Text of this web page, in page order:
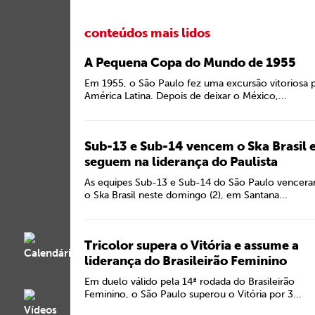
conteúdos mais lidos
A Pequena Copa do Mundo de 1955
Em 1955, o São Paulo fez uma excursão vitoriosa
América Latina. Depois de deixar o México,...
Sub-13 e Sub-14 vencem o Ska Brasil
seguem na liderança do Paulista
As equipes Sub-13 e Sub-14 do São Paulo
o Ska Brasil neste domingo (2), em Santana...
Tricolor supera o Vitória e assume a
liderança do Brasileirão Feminino
Em duelo válido pela 14ª rodada do Brasileirão
Feminino, o São Paulo superou o Vitória por 3...